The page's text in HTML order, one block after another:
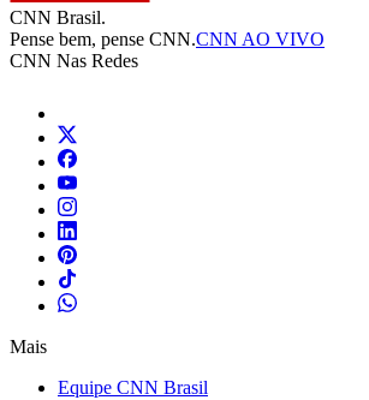
CNN Brasil.
Pense bem, pense CNN.CNN AO VIVO
CNN Nas Redes
Mais
Equipe CNN Brasil